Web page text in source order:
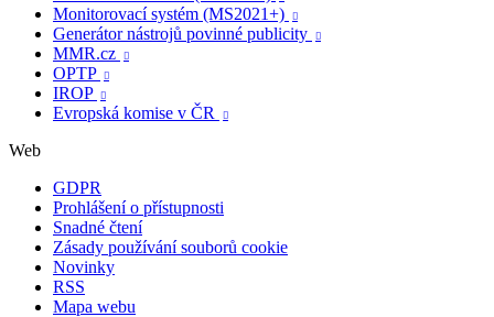
Monitorovací systém (MS2021+) 
Generátor nástrojů povinné publicity 
MMR.cz 
OPTP 
IROP 
Evropská komise v ČR 
Web
GDPR
Prohlášení o přístupnosti
Snadné čtení
Zásady používání souborů cookie
Novinky
RSS
Mapa webu